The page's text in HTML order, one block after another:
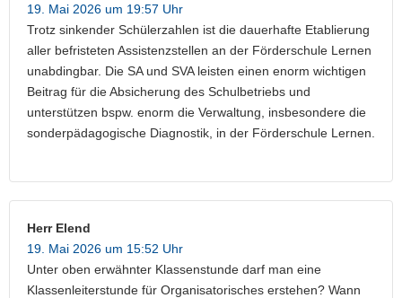
19. Mai 2026 um 19:57 Uhr
Trotz sinkender Schülerzahlen ist die dauerhafte Etablierung
aller befristeten Assistenzstellen an der Förderschule Lernen
unabdingbar. Die SA und SVA leisten einen enorm wichtigen
Beitrag für die Absicherung des Schulbetriebs und
unterstützen bspw. enorm die Verwaltung, insbesondere die
sonderpädagogische Diagnostik, in der Förderschule Lernen.
Herr Elend
19. Mai 2026 um 15:52 Uhr
Unter oben erwähnter Klassenstunde darf man eine
Klassenleiterstunde für Organisatorisches erstehen? Wann